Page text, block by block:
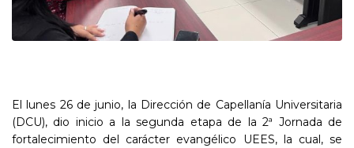
El lunes 26 de junio, la Dirección de Capellanía Universitaria
(DCU), dio inicio a la segunda etapa de la 2ª Jornada de
fortalecimiento del carácter evangélico UEES, la cual, se